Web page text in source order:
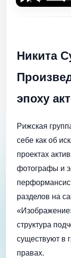
Никита
эпоху
Рижская
себе как об
проектах
фотографы и
разделов на
структура
существуют в
правах.